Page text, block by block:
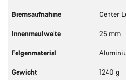
Bremsaufnahme Center
Innenmaulweite 25 mm
Felgenmaterial
Gewicht 1240 g